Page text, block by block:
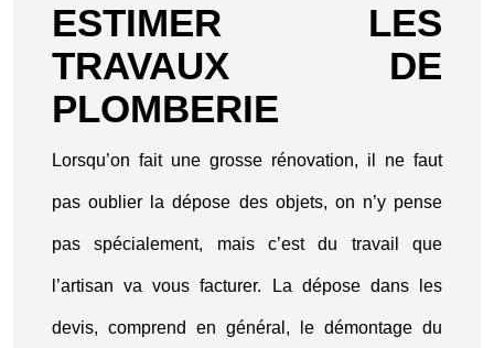
ESTIMER LES
TRAVAUX DE
PLOMBERIE
Lorsqu’on fait une grosse rénovation, il ne faut
pas oublier la dépose des objets, on n’y pense
pas spécialement, mais c’est du travail que
l’artisan va vous facturer. La dépose dans les
devis, comprend en général, le démontage du